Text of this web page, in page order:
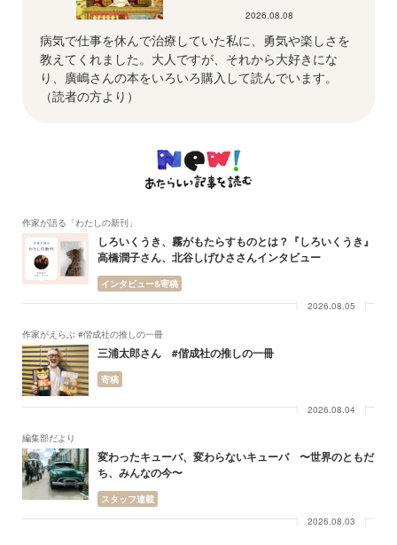
2026.08.08
病気で仕事を休んで治療していた私に、勇気や楽しさを
教えてくれました。大人ですが、それから大好きにな
り、廣嶋さんの本をいろいろ購入して読んでいます。
（読者の方より）
作家が語る「わたしの新刊」
しろいくうき、霧がもたらすものとは？『しろいくうき』
高橋潤子さん、北谷しげひささんインタビュー
インタビュー&寄稿
2026.08.05
作家がえらぶ #偕成社の推しの一冊
三浦太郎さん #偕成社の推しの一冊
寄稿
2026.08.04
編集部だより
変わったキューバ、変わらないキューバ 〜世界のともだ
ち、みんなの今〜
スタッフ連載
2026.08.03